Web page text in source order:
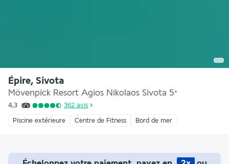
Épire, Sivota
Mövenpick Resort Agios Nikolaos Sivota 5*
4,3 362 avis
Piscine extérieure Centre de Fitness Bord de mer